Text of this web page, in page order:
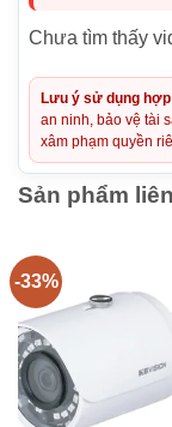
Chưa tìm thấy
Lưu ý sử dụng
an ninh, bảo vệ tài
xâm phạm quyền
Sản phẩm
-33%